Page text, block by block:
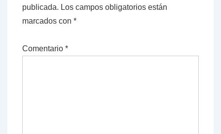
publicada. Los campos obligatorios están
marcados con *
Comentario *